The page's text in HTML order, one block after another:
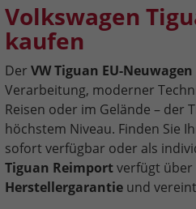
Volkswagen
kaufen
Der VW Tiguan EU-Neuwagen
Verarbeitung, moderner
Reisen oder im Gelände – der
höchstem Niveau. Finden Sie
sofort verfügbar oder als
Tiguan Reimportverfügt über
Herstellergarantieund